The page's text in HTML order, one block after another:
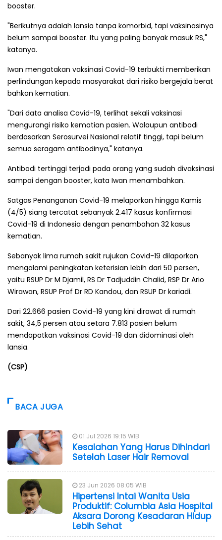
booster.
"Berikutnya adalah lansia tanpa komorbid, tapi vaksinasinya
belum sampai booster. Itu yang paling banyak masuk RS,"
katanya.
Iwan mengatakan vaksinasi Covid-19 terbukti memberikan
perlindungan kepada masyarakat dari risiko bergejala berat
bahkan kematian.
"Dari data analisa Covid-19, terlihat sekali vaksinasi
mengurangi risiko kematian pasien. Walaupun antibodi
berdasarkan Serosurvei Nasional relatif tinggi, tapi belum
semua seragam antibodinya," katanya.
Antibodi tertinggi terjadi pada orang yang sudah divaksinasi
sampai dengan booster, kata Iwan menambahkan.
Satgas Penanganan Covid-19 melaporkan hingga Kamis
(4/5) siang tercatat sebanyak 2.417 kasus konfirmasi
Covid-19 di Indonesia dengan penambahan 32 kasus
kematian.
Sebanyak lima rumah sakit rujukan Covid-19 dilaporkan
mengalami peningkatan keterisian lebih dari 50 persen,
yaitu RSUP Dr M Djamil, RS Dr Tadjuddin Chalid, RSP Dr Ario
Wirawan, RSUP Prof Dr RD Kandou, dan RSUP Dr kariadi.
Dari 22.666 pasien Covid-19 yang kini dirawat di rumah
sakit, 34,5 persen atau setara 7.813 pasien belum
mendapatkan vaksinasi Covid-19 dan didominasi oleh
lansia.
(CSP)
BACA JUGA
01 Jul 2026 19:15 WIB
Kesalahan Yang Harus Dihindari
Setelah Laser Hair Removal
23 Jun 2026 08:05 WIB
Hipertensi Intai Wanita Usia
Produktif: Columbia Asia Hospital
Aksara Dorong Kesadaran Hidup
Lebih Sehat